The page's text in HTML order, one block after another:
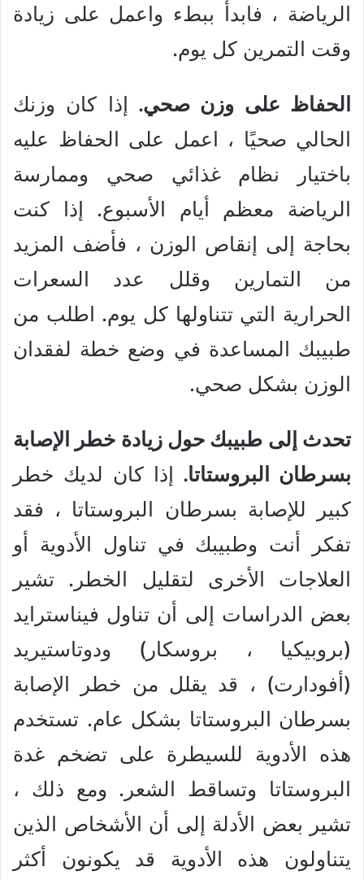
الرياضة ، فابدأ ببطء واعمل على زيادة
وقت التمرين كل يوم.
الحفاظ على وزن صحي. إذا كان وزنك
الحالي صحيًا ، اعمل على الحفاظ عليه
باختيار نظام غذائي صحي وممارسة
الرياضة معظم أيام الأسبوع. إذا كنت
بحاجة إلى إنقاص الوزن ، فأضف المزيد
من التمارين وقلل عدد السعرات
الحرارية التي تتناولها كل يوم. اطلب من
طبيبك المساعدة في وضع خطة لفقدان
الوزن بشكل صحي.
تحدث إلى طبيبك حول زيادة خطر الإصابة
بسرطان البروستاتا. إذا كان لديك خطر
كبير للإصابة بسرطان البروستاتا ، فقد
تفكر أنت وطبيبك في تناول الأدوية أو
العلاجات الأخرى لتقليل الخطر. تشير
بعض الدراسات إلى أن تناول فيناسترايد
(بروبيكيا ، بروسكار) ودوتاستيريد
(أفودارت) ، قد يقلل من خطر الإصابة
بسرطان البروستاتا بشكل عام. تستخدم
هذه الأدوية للسيطرة على تضخم غدة
البروستاتا وتساقط الشعر. ومع ذلك ،
تشير بعض الأدلة إلى أن الأشخاص الذين
يتناولون هذه الأدوية قد يكونون أكثر